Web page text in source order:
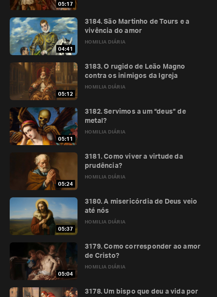
05:17
04:41
HOMILIA DIÁRIA
3184. São Martinho de Tours e a
vivência do amor
05:12
HOMILIA DIÁRIA
3183. O rugido de Leão Magno
contra os inimigos da Igreja
05:11
HOMILIA DIÁRIA
3182. Servimos a um “deus” de
metal?
05:24
HOMILIA DIÁRIA
3181. Como viver a virtude da
prudência?
05:37
HOMILIA DIÁRIA
3180. A misericórdia de Deus veio
até nós
05:04
HOMILIA DIÁRIA
3179. Como corresponder ao amor
de Cristo?
3178. Um bispo que deu a vida por